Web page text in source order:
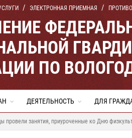
ЭЛЕКТРОННАЯ ПРИЕМНАЯ
ПО
ДЕЯТЕЛЬНОСТЬ ДЛЯ
провели занятия, приуроченные ко Дню